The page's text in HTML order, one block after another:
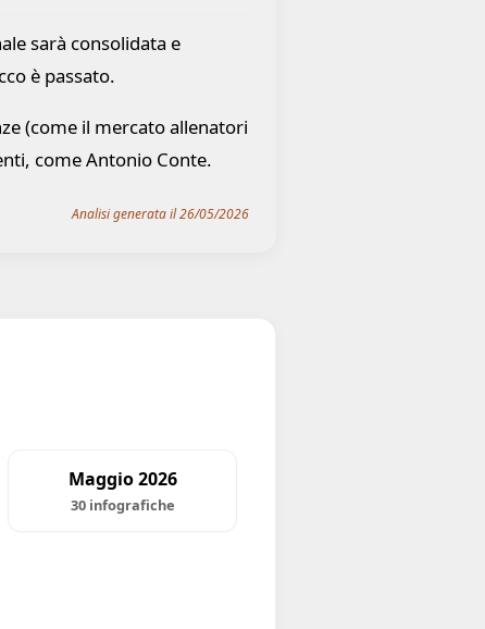
sarà consolidata e
è passato.
(come il mercato allenatori
come Antonio Conte.
Analisi generata il 26/05/2026
Maggio 2026
30 infografiche